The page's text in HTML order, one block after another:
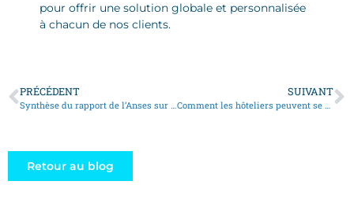
pour offrir une solution globale et personnalisée
à chacun de nos clients.
PRÉCÉDENT SUIVANT
Retour au blog